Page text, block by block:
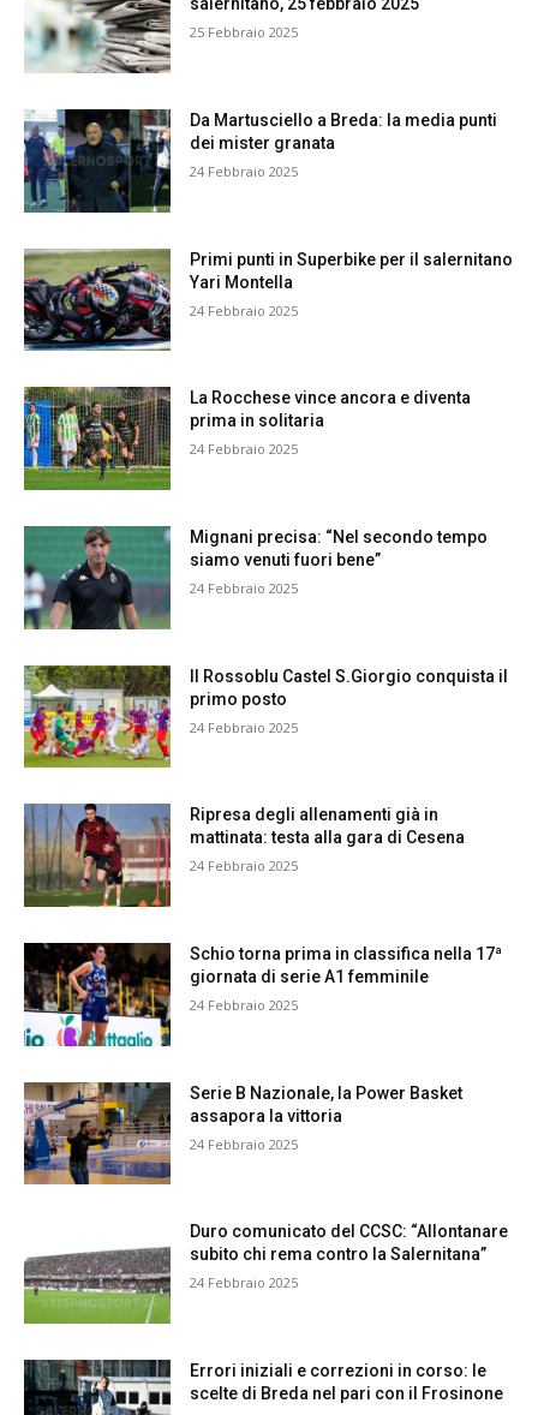
salernitano, 25 febbraio 2025
25 Febbraio 2025
Da Martusciello a Breda: la media punti
dei mister granata
24 Febbraio 2025
Primi punti in Superbike per il salernitano
Yari Montella
24 Febbraio 2025
La Rocchese vince ancora e diventa
prima in solitaria
24 Febbraio 2025
Mignani precisa: “Nel secondo tempo
siamo venuti fuori bene”
24 Febbraio 2025
Il Rossoblu Castel S.Giorgio conquista il
primo posto
24 Febbraio 2025
Ripresa degli allenamenti già in
mattinata: testa alla gara di Cesena
24 Febbraio 2025
Schio torna prima in classifica nella 17ª
giornata di serie A1 femminile
24 Febbraio 2025
Serie B Nazionale, la Power Basket
assapora la vittoria
24 Febbraio 2025
Duro comunicato del CCSC: “Allontanare
subito chi rema contro la Salernitana”
24 Febbraio 2025
Errori iniziali e correzioni in corso: le
scelte di Breda nel pari con il Frosinone